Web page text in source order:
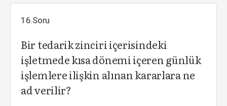
16.Soru
Bir tedarik zinciri içerisindeki
işletmede kısa dönemi içeren günlük
işlemlere ilişkin alınan kararlara ne
ad verilir?